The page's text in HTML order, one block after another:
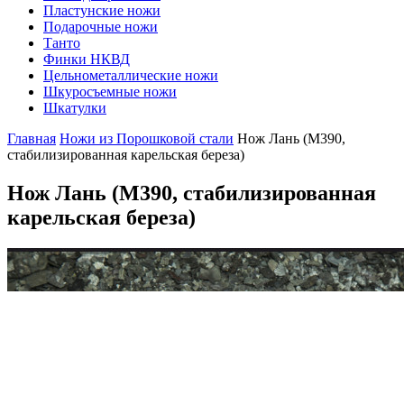
Пластунские ножи
Подарочные ножи
Танто
Финки НКВД
Цельнометаллические ножи
Шкуросъемные ножи
Шкатулки
Главная Ножи из Порошковой стали Нож Лань (М390,
стабилизированная карельская береза)
Нож Лань (М390, стабилизированная
карельская береза)